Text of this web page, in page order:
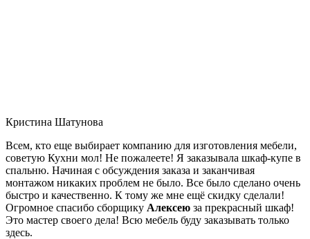
Кристина Шатунова
Всем, кто еще выбирает компанию для изготовления мебели,
советую Кухни мол! Не пожалеете! Я заказывала шкаф-купе в
спальню. Начиная с обсуждения заказа и заканчивая
монтажом никаких проблем не было. Все было сделано очень
быстро и качественно. К тому же мне ещё скидку сделали!
Огромное спасибо сборщику Алексею за прекрасный шкаф!
Это мастер своего дела! Всю мебель буду заказывать только
здесь.